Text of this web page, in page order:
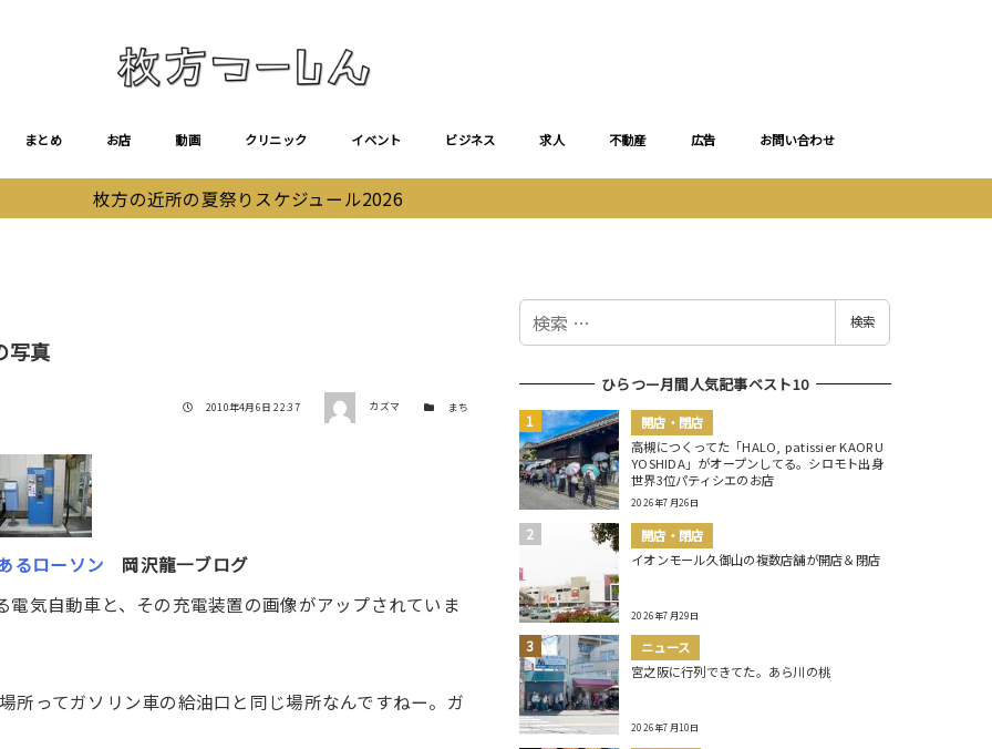
まとめ お店 動画 クリニック イベント ビジネス 求人 不動産 広告 お問い合わせ
枚方の近所の夏祭りスケジュール2026
写真
投稿日
2010年4月6日 22:37 著者 カズマ カテゴリー
まち
るローソン 岡沢龍一ブログ
気自動車と、その充電装置の画像がアップされていま
所ってガソリン車の給油口と同じ場所なんですねー。ガ
検
検索
ひらつー月間人気記事ベスト10
開店・閉店
高槻につくってた「HALO, patissier KAORU
YOSHIDA」がオープンしてる。シロモト出身
世界3位パティシエのお店
2026年7月26日
開店・閉店
イオンモール久御山の複数店舗が開店＆閉店
2026年7月29日
ニュース
宮之阪に行列できてた。あら川の桃
2026年7月10日